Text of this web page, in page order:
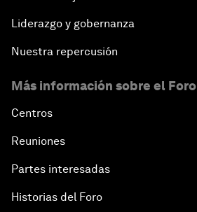
Liderazgo y gobernanza
Nuestra repercusión
Más información sobre el Foro
Centros
Reuniones
Partes interesadas
Historias del Foro